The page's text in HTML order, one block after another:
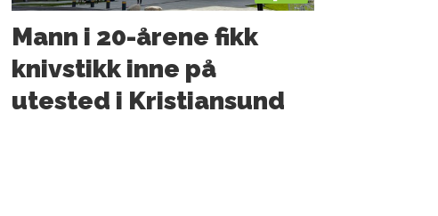
Mann i 20-årene fikk
knivstikk inne på
utested i Kristiansund